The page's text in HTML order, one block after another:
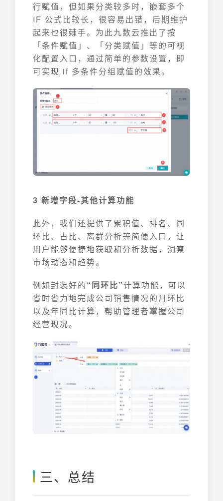
行赋值，但如果分类较多时，嵌套多个
IF 公式比较长，很容易出错，后期维护
起来也很棘手。为此九数云推出了按
「条件赋值」、「分类赋值」等的可视
化配置入口，通过简单的参数设置，即
可实现 if 多条件分组赋值的效果。
3 新增字段-其他计算功能
此外，我们还提供了累积值、排名、同
环比、占比、离群分析等简便入口，让
用户能够便捷地获取和分析数据，洞察
市场动态和趋势。
例如封装好的“同环比”计算功能，可以
省时省力地完成公司销售情况的月环比
以及年同比计算，帮助管理者掌握公司
经营现况。
三、总结